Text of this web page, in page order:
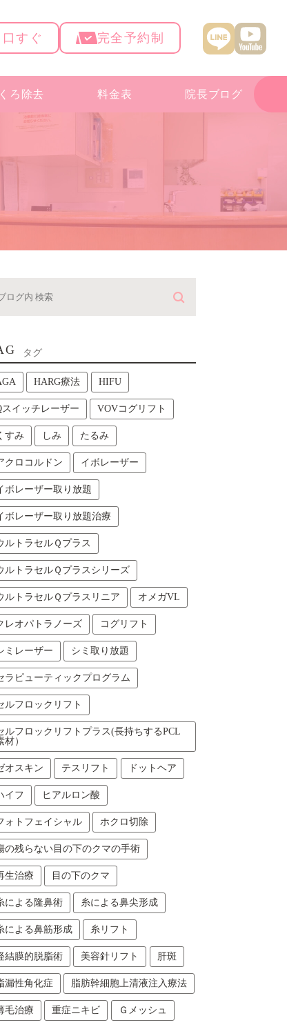
すぐ 完全予約制
ろ除去 料金表 院長ブログ
タグ
HARG療法 HIFU
スイッチレーザー VOVコグリフト
すみ しみ たるみ
クロコルドン イボレーザー
ボレーザー取り放題
ボレーザー取り放題治療
ルトラセルＱプラス
ルトラセルＱプラスシリーズ
ルトラセルＱプラスリニア オメガVL
レオパトラノーズ コグリフト
ミレーザー シミ取り放題
ラピューティックプログラム
ルフロックリフト
ルフロックリフトプラス(長持ちするPCL
材）
オスキン テスリフト ドットヘア
イフ ヒアルロン酸
ォトフェイシャル ホクロ切除
の残らない目の下のクマの手術
生治療 目の下のクマ
による隆鼻術 糸による鼻尖形成
による鼻筋形成 糸リフト
結膜的脱脂術 美容針リフト 肝斑
漏性角化症 脂肪幹細胞上清液注入療法
毛治療 重症ニキビ Ｇメッシュ